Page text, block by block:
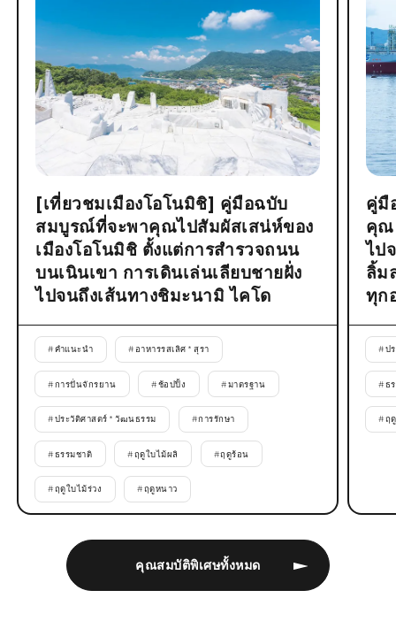
คุณสมบัติพิเศษทั้งหมด
[เที่ยวชมเมืองโอโนมิชิ] คู่มือฉบับ
สมบูรณ์ที่จะพาคุณไปสัมผัสเสน่ห์ของ
เมืองโอโนมิชิ ตั้งแต่การสำรวจถนน
บนเนินเขา การเดินเล่นเลียบชายฝั่ง
ไปจนถึงเส้นทางชิมะนามิ ไคโด
#คำแนะนำ # อาหารรสเลิศ * สุรา
#การปั่นจักรยาน #ช้อปปิ้ง #มาตรฐาน
#ประวัติศาสตร์ * วัฒนธรรม #การรักษา
#ธรรมชาติ #ฤดูใบไม้ผลิ #ฤดูร้อน
#ฤดูใบไม้ร่วง #ฤดูหนาว
คู่มื
คุณ
ไป
ลิ้ม
ทุก
#ป
#ธ
#ฤ